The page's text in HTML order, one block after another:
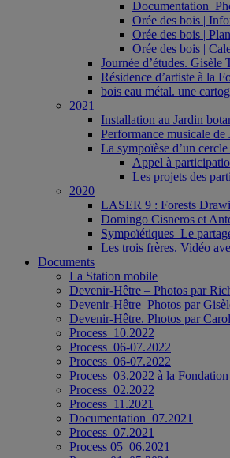
Orée des bois |
Orée des bois |
Orée des bois |
Journée d’études.
Résidence d’artiste à la
bois eau métal. une
2021
Installation au Jardin
Performance musicale
La sympoïèse d’un
Appel à
Les projets des
2020
LASER 9 : Forests
Domingo Cisneros et
Sympoïétiques_Le
Les trois frères. Vidéo
Documents
La Station mobile
Devenir-Hêtre – Photos par
Devenir-Hêtre_Photos par
Devenir-Hêtre. Photos par
Process_10.2022
Process_06-07.2022
Process_06-07.2022
Process_03.2022 à la
Process_02.2022
Process_11.2021
Documentation_07.2021
Process_07.2021
Process 05_06.2021